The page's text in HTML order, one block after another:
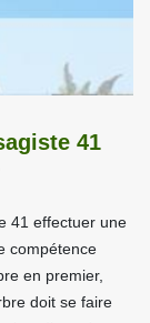
41
41 effectuer une
compétence
en premier,
doit se faire